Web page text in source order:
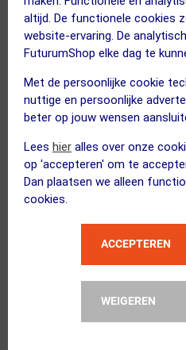
altijd. De functionele cookies
website-ervaring. De
FuturumShop elke dag te
Met de persoonlijke cookie
nuttige en persoonlijke
beter op jouw wensen
Lees hier alles over onze
op 'accepteren' om te
Dan plaatsen we alleen
cookies.
ACCEPTEREN
WEIGEREN
SKS
Tyre
Kies
EarthFood
High
Kies